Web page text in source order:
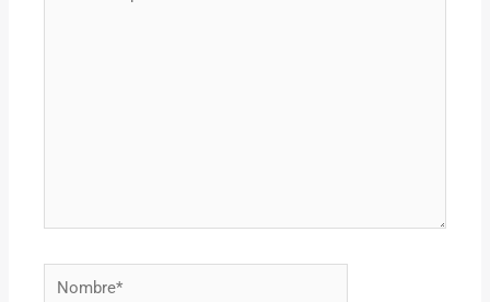
Nombre*